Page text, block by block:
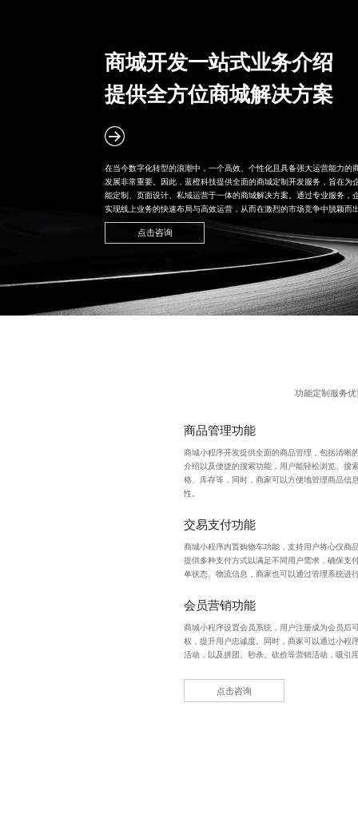
商城开发一站式业务介绍
提供全方位商城解决方案
在当今数字化转型的浪潮中，一个高效、个性化且具备强大运营能力的
发展非常重要。因此，蓝橙科技提供全面的商城定制开发服务，旨在为
能定制、页面设计、私域运营于一体的商城解决方案。通过专业服务，
实现线上业务的快速布局与高效运营，从而在激烈的市场竞争中脱颖而
点击咨询
功能定制服务
商品管理功能
商城小程序开发提供全面的商品管理，包括清晰
介绍以及便捷的搜索功能，用户能轻松浏览、搜
格、库存等，同时，商家可以方便地管理商品信
性。
交易支付功能
商城小程序内置购物车功能，支持用户将心仪商
提供多种支付方式以满足不同用户需求，确保支
单状态、物流信息，商家也可以通过管理系统进
会员营销功能
商城小程序设置会员系统，用户注册成为会员后
权，提升用户忠诚度。同时，商家可以通过小程
活动，以及拼团、秒杀、砍价等营销活动，吸引
点击咨询